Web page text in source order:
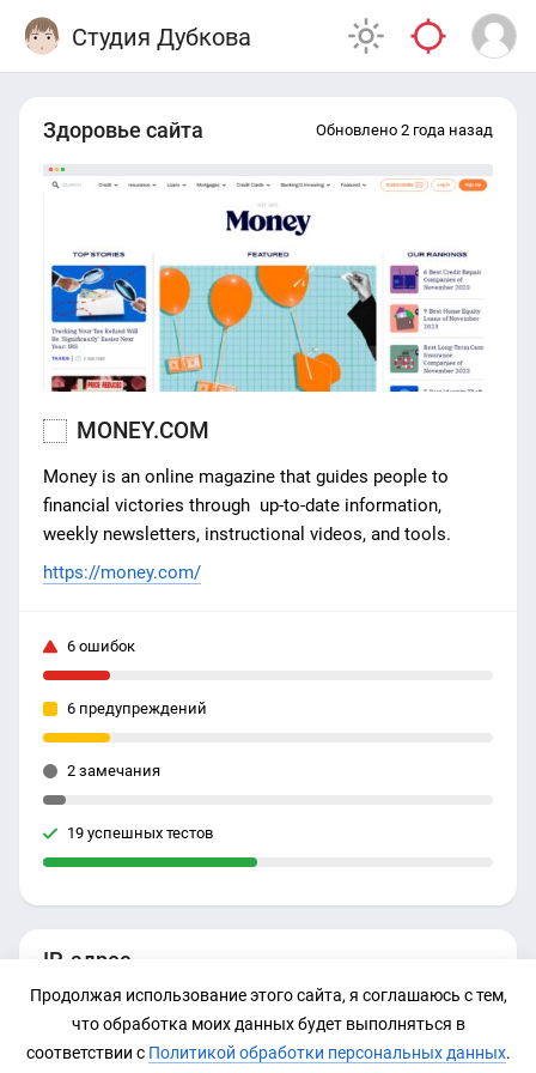
Студия Дубкова
IP-адрес
188.114.98.234
Здоровье сайта Обновлено 2 года назад
MONEY.COM
Money is an online magazine that guides people to
financial victories through up-to-date information,
weekly newsletters, instructional videos, and tools.
https://money.com/
6 ошибок
6 предупреждений
2 замечания
19 успешных тестов
Продолжая использование этого сайта, я соглашаюсь с тем,
что обработка моих данных будет выполняться в
соответствии с Политикой обработки персональных данных.